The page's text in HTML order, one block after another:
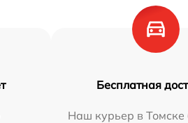
Бесплатная
Наш курьер в Томске